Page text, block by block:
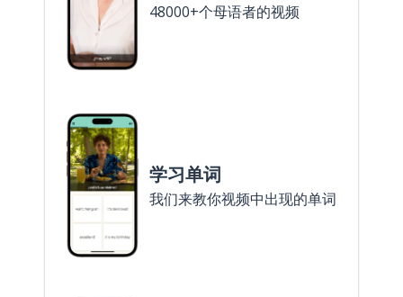
48000+个母语者的视频
学习单词
我们来教你视频中出现的单词